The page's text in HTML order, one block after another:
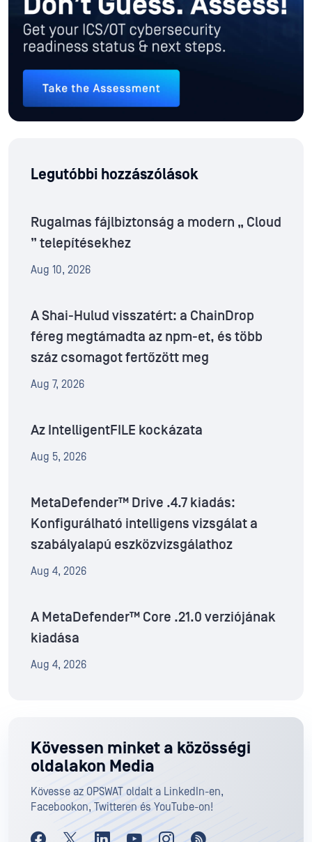
Legutóbbi hozzászólások
Rugalmas fájlbiztonság a modern „ Cloud
” telepítésekhez
Aug 10, 2026
A Shai-Hulud visszatért: a ChainDrop
féreg megtámadta az npm-et, és több
száz csomagot fertőzött meg
Aug 7, 2026
Az IntelligentFILE kockázata
Aug 5, 2026
MetaDefender™ Drive .4.7 kiadás:
Konfigurálható intelligens vizsgálat a
szabályalapú eszközvizsgálathoz
Aug 4, 2026
A MetaDefender™ Core .21.0 verziójának
kiadása
Aug 4, 2026
Kövessen minket a közösségi
oldalakon Media
Kövesse az OPSWAT oldalt a LinkedIn-en,
Facebookon, Twitteren és YouTube-on!